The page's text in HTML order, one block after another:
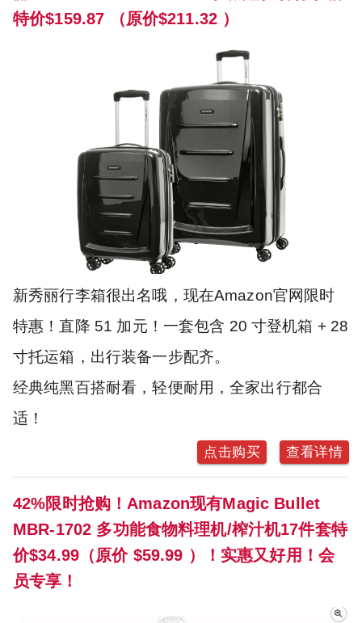
特价$159.87 （原价$211.32 ）
新秀丽行李箱很出名哦，现在Amazon官网限时
特惠！直降 51 加元！一套包含 20 寸登机箱 + 28
寸托运箱，出行装备一步配齐。
经典纯黑百搭耐看，轻便耐用，全家出行都合
适！
点击购买 查看详情
42%限时抢购！Amazon现有Magic Bullet
MBR-1702 多功能食物料理机/榨汁机17件套特
价$34.99（原价 $59.99 ）！实惠又好用！会
员专享！